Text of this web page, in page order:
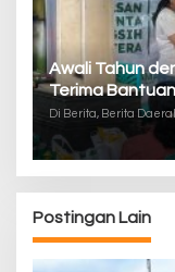
Awali Tahun
Terima
Di Berita, Berita
Postingan Lain